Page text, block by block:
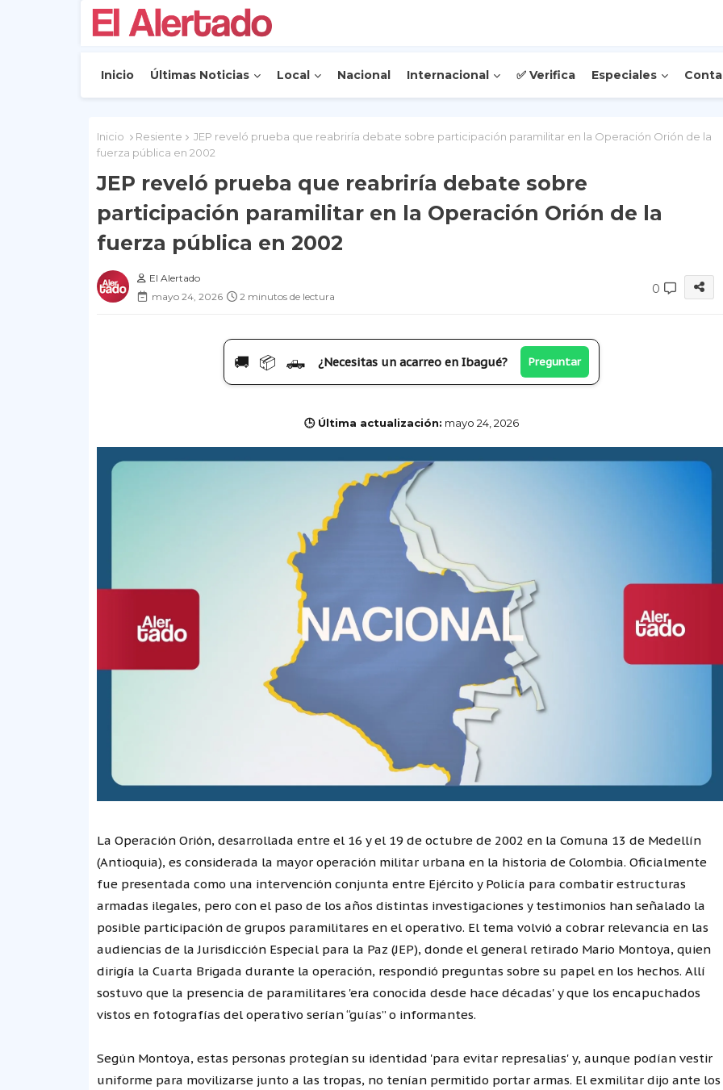
Inicio Últimas Noticias Local Nacional Internacional ✅ Verifica Especiales
Inicio Resiente
JEP reveló prueba que reabriría debate sobre participación paramilitar en la Operación Orión de la
fuerza pública en 2002
JEP reveló prueba que reabriría debate sobre
participación paramilitar en la Operación Orión de la
fuerza pública en 2002
El Alertado
mayo 24, 2026
2 minutos de lectura
0
🚚 📦 🛻 ¿Necesitas un acarreo en Ibagué? Preguntar
🕒 Última actualización: mayo 24, 2026
La Operación Orión, desarrollada entre el 16 y el 19 de octubre de 2002 en la Comuna 13 de Medellín
(Antioquia), es considerada la mayor operación militar urbana en la historia de Colombia. Oficialmente
fue presentada como una intervención conjunta entre Ejército y Policía para combatir estructuras
armadas ilegales, pero con el paso de los años distintas investigaciones y testimonios han señalado la
posible participación de grupos paramilitares en el operativo. El tema volvió a cobrar relevancia en las
audiencias de la Jurisdicción Especial para la Paz (JEP), donde el general retirado Mario Montoya, quien
dirigía la Cuarta Brigada durante la operación, respondió preguntas sobre su papel en los hechos. Allí
sostuvo que la presencia de paramilitares 'era conocida desde hace décadas' y que los encapuchados
vistos en fotografías del operativo serían “guías” o informantes.
Según Montoya, estas personas protegían su identidad 'para evitar represalias' y, aunque podían vestir
uniforme para movilizarse junto a las tropas, no tenían permitido portar armas. El exmilitar dijo ante los